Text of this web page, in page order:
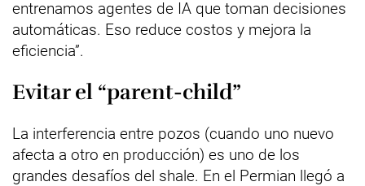
entrenamos agentes de IA que toman decisiones
automáticas. Eso reduce costos y mejora la
eficiencia”.
Evitar el “parent-child”
La interferencia entre pozos (cuando uno nuevo
afecta a otro en producción) es uno de los
grandes desafíos del shale. En el Permian llegó a